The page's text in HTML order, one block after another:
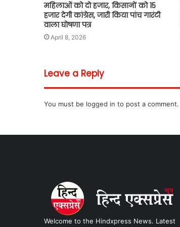
महिलाओं को दो हजार, किसानों को 15
हजार देगी कांग्रेस, जारी किया पांच गारंटी
वाला घोषणा पत्र
April 8, 2026
Leave a Reply
You must be logged in to post a comment.
Welcome to the Hindxpress News. Latest